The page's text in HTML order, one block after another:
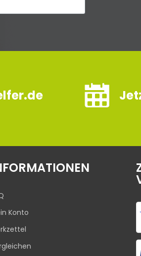
Konto